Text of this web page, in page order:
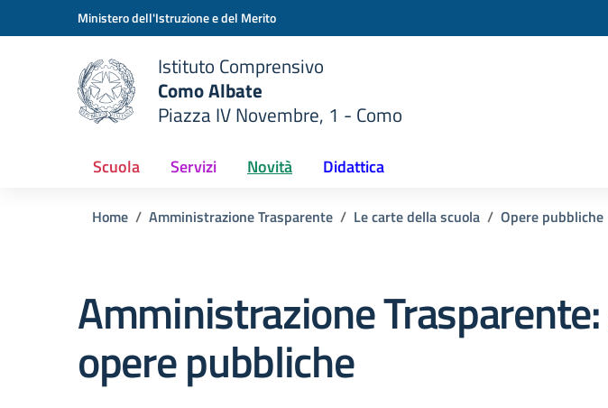
Vai ai contenuti
Vai al menu di navigazioneMinistero dell'Istruzione e del Merito
scuola
Istituto Comprensivo
Como Albate
Piazza IV Novembre, 1 - Como
Scuola Servizi Novità Didattica
Home Amministrazione Trasparente Le carte della scuola Opere pubbliche
Amministrazione Trasparente:
opere pubbliche